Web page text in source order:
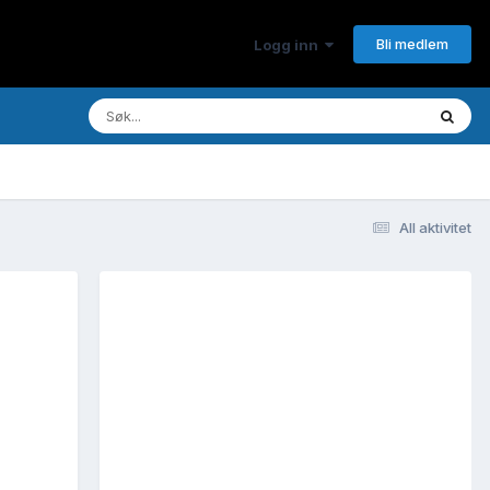
Logg inn Bli medlem
All aktivitet